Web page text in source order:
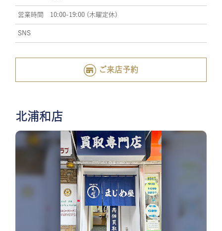
営業時間 10:00-19:00 (木曜定休)
SNS
ご来店予約
北浦和店